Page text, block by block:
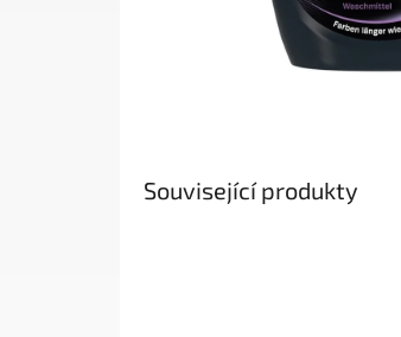
Související produkty